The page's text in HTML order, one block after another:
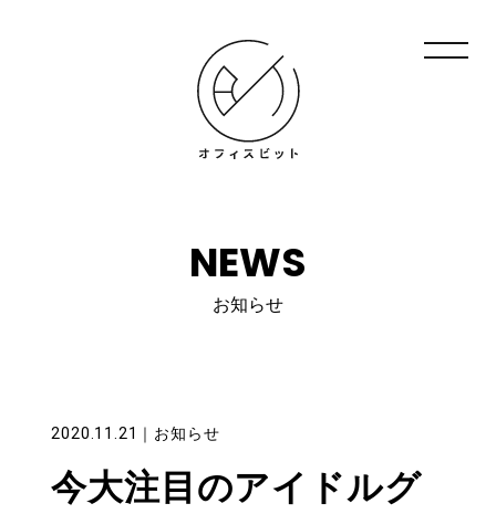
NEWS
お知らせ
2020.11.21 ｜ お知らせ
今大注目のアイドルグ